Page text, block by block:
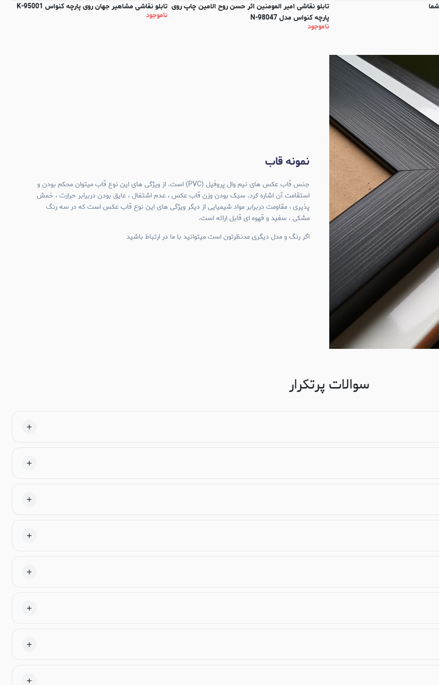
تابلو نقاشی امیر المومنین اثر حسن روح الامین چاپ روی
پارچه کنواس مدل N-98047
ناموجود
تابلو نقاشی مشاهیر جهان روی پارچه کنواس K-95001
ناموجود
نمونه قاب
جنس قاب عکس های نیم وال پروفیل (PVC) است. از ویژگی های این نوع قاب میتوان محکم بودن و
استقامت آن اشاره کرد. سبک بودن وزن قاب عکس ، عدم اشتغال ، عایق بودن دربرابر حرارت ، خمش
پذیری ، مقاومت دربرابر مواد شیمیایی از دیگر ویژگی های این نوع قاب عکس است که در سه رنگ
مشکی ، سفید و قهوه ای قابل ارائه است.
اگر رنگ و مدل دیگری مدنظرتون است میتوانید با ما در ارتباط باشید
سوالات پرتکرار